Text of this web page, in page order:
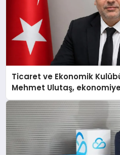
Ticaret ve Ekonomik
Mehmet Ulutaş,
açıklamada şunları